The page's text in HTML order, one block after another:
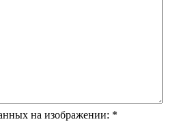
на изображении: *